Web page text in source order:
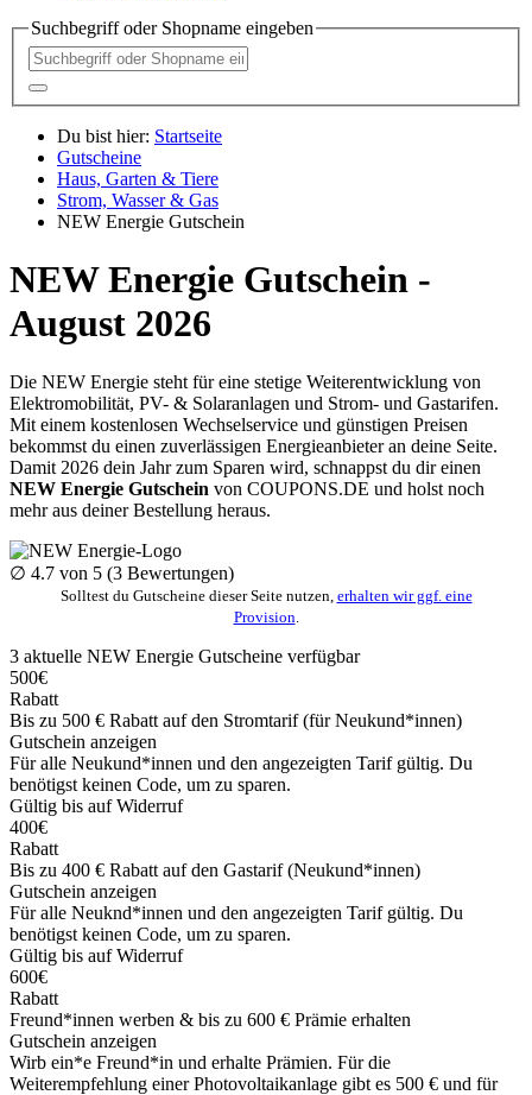
Suchbegriff oder Shopname eingeben
Du bist hier: Startseite
Gutscheine
Haus, Garten & Tiere
Strom, Wasser & Gas
NEW Energie Gutschein
NEW Energie Gutschein -
August 2026
Die NEW Energie steht für eine stetige Weiterentwicklung von
Elektromobilität, PV- & Solaranlagen und Strom- und Gastarifen.
Mit einem kostenlosen Wechselservice und günstigen Preisen
bekommst du einen zuverlässigen Energieanbieter an deine Seite.
Damit 2026 dein Jahr zum Sparen wird, schnappst du dir einen
NEW Energie Gutschein von COUPONS.DE und holst noch
mehr aus deiner Bestellung heraus.
∅ 4.7 von 5 (3 Bewertungen)
Solltest du Gutscheine dieser Seite nutzen, erhalten wir ggf. eine
Provision
3 aktuelle NEW Energie Gutscheine verfügbar
500€
Rabatt
Bis zu 500 € Rabatt auf den Stromtarif (für Neukund*innen)
Gutschein anzeigen
Für alle Neukund*innen und den angezeigten Tarif gültig. Du
benötigst keinen Code, um zu sparen.
Gültig bis auf Widerruf
400€
Rabatt
Bis zu 400 € Rabatt auf den Gastarif (Neukund*innen)
Gutschein anzeigen
Für alle Neuknd*innen und den angezeigten Tarif gültig. Du
benötigst keinen Code, um zu sparen.
Gültig bis auf Widerruf
600€
Rabatt
Freund*innen werben & bis zu 600 € Prämie erhalten
Gutschein anzeigen
Wirb ein*e Freund*in und erhalte Prämien. Für die
Weiterempfehlung einer Photovoltaikanlage gibt es 500 € und für